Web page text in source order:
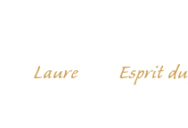
Laure Esprit